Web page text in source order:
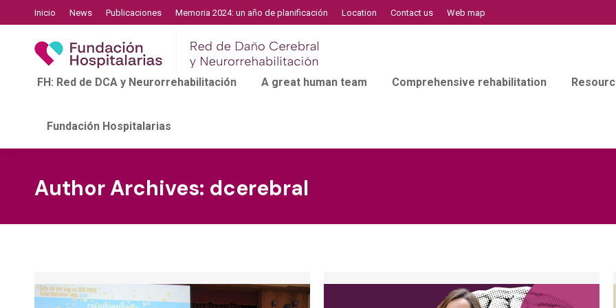
Inicio News Publicaciones Memoria 2024: un año de planificación Location Contact us Web map
FH: Red de DCA y Neurorrehabilitación A great human team Comprehensive rehabilitation
Fundación Hospitalarias
Author Archives: dcerebral